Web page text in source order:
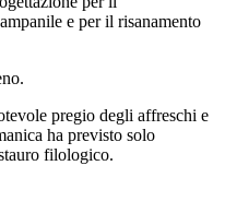
e per il risanamento
pregio degli affreschi e
ha previsto solo
filologico.